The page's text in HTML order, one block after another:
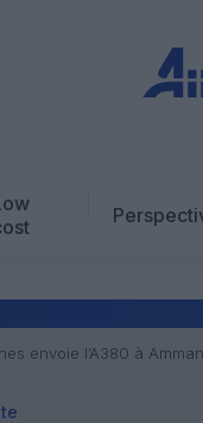
envoie l’A380 à Amman